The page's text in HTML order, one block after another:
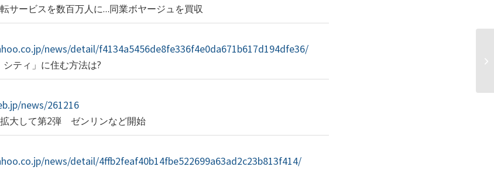
サービスを数百万人に…同業ボヤージュを買収
news/detail/f4134a5456de8fe336f4e0da671b617d194dfe36/
ティ」に住む方法は?
news/261216
大して第2弾 ゼンリンなど開始
news/detail/4ffb2feaf40b14fbe522699a63ad2c23b813f414/